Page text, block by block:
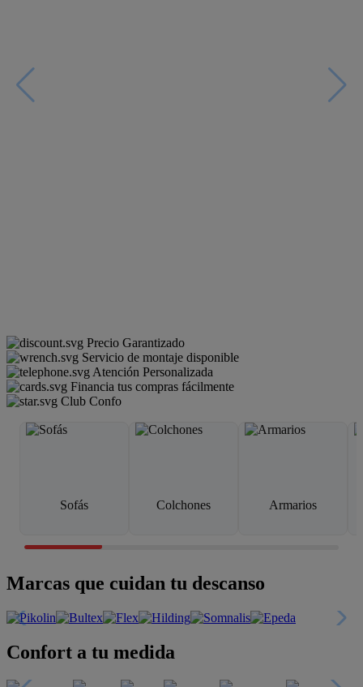
Precio Garantizado
Servicio de montaje disponible
Atención Personalizada
Financia tus compras fácilmente
Club Confo
Sofás Colchones Armarios
Marcas que cuidan tu descanso
Confort a tu medida